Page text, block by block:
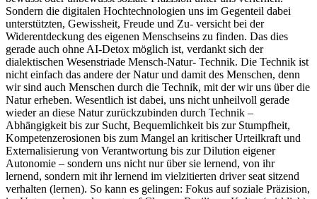
Sondern die digitalen Hochtechnologien uns im Gegenteil dabei
unterstützten, Gewissheit, Freude und Zu- versicht bei der
Widerentdeckung des eigenen Menschseins zu finden. Das dies
gerade auch ohne AI-Detox möglich ist, verdankt sich der
dialektischen Wesenstriade Mensch-Natur- Technik. Die Technik ist
nicht einfach das andere der Natur und damit des Menschen, denn
wir sind auch Menschen durch die Technik, mit der wir uns über die
Natur erheben. Wesentlich ist dabei, uns nicht unheilvoll gerade
wieder an diese Natur zurückzubinden durch Technik –
Abhängigkeit bis zur Sucht, Bequemlichkeit bis zur Stumpfheit,
Kompetenzerosionen bis zum Mangel an kritischer Urteilkraft und
Externalisierung von Verantwortung bis zur Dilution eigener
Autonomie – sondern uns nicht nur über sie lernend, von ihr
lernend, sondern mit ihr lernend im vielzitierten driver seat sitzend
verhalten (lernen). So kann es gelingen: Fokus auf soziale Präzision,